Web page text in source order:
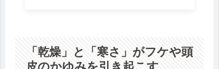
「乾燥」と「寒さ」がフケや頭
皮のかゆみを引き起こす